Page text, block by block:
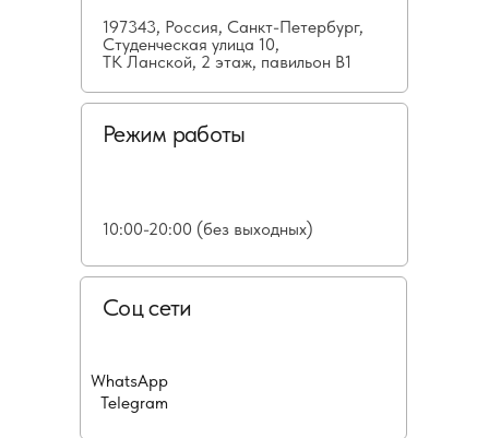
197343, Россия, Санкт-Петербург,
Студенческая улица 10,
ТК Ланской, 2 этаж, павильон В1
Режим работы
10:00-20:00 (без выходных)
Соц сети
WhatsApp
Telegram